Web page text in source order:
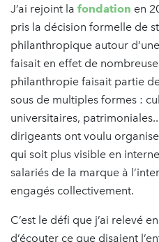
J’ai rejoint la fondation en
pris la décision formelle de
philanthropique autour
faisait en effet de
philanthropie faisait partie
sous de multiples formes :
universitaires,
dirigeants ont voulu
qui soit plus visible en
salariés de la marque à
engagés collectivement.
C’est le défi que j’ai relevé
d’écouter ce que disaient